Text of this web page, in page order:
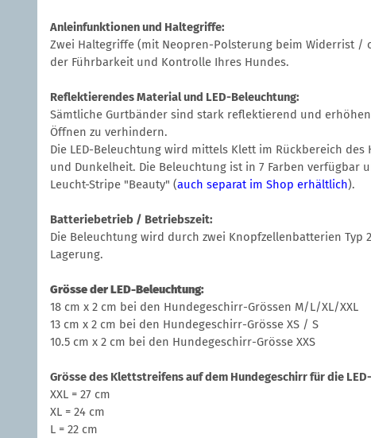
Anleinfunktionen und Haltegriffe:
Zwei Haltegriffe (mit Neopren-Polsterung beim Widerrist /
der Führbarkeit und Kontrolle Ihres Hundes.
Reflektierendes Material und LED-Beleuchtung:
Sämtliche Gurtbänder sind stark reflektierend und
Öffnen zu verhindern.
Die LED-Beleuchtung wird mittels Klett im Rückbereich
und Dunkelheit. Die Beleuchtung ist in 7 Farben
Leucht-Stripe "Beauty" (auch separat im Shop erhältlich).
Batteriebetrieb / Betriebszeit:
Die Beleuchtung wird durch zwei Knopfzellenbatterien
Lagerung.
Grösse der LED-Beleuchtung:
18 cm x 2 cm bei den Hundegeschirr-Grössen M/L/XL/XXL
13 cm x 2 cm bei den Hundegeschirr-Grösse XS / S
10.5 cm x 2 cm bei den Hundegeschirr-Grösse XXS
Grösse des Klettstreifens auf dem Hundegeschirr für die
XXL = 27 cm
XL = 24 cm
L = 22 cm